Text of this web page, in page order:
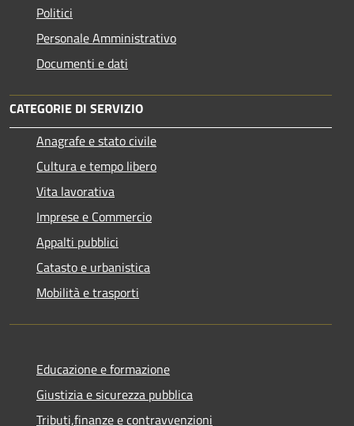
Politici
Personale Amministrativo
Documenti e dati
CATEGORIE DI SERVIZIO
Anagrafe e stato civile
Cultura e tempo libero
Vita lavorativa
Imprese e Commercio
Appalti pubblici
Catasto e urbanistica
Mobilità e trasporti
Educazione e formazione
Giustizia e sicurezza pubblica
Tributi,finanze e contravvenzioni